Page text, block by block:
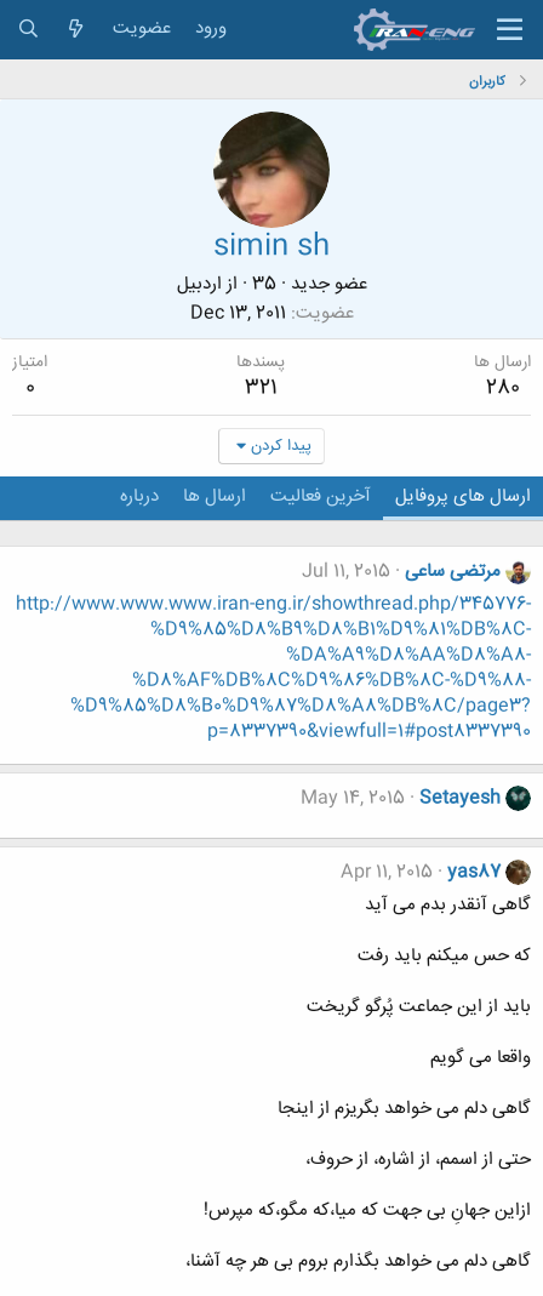
ورود عضویت
کاربران
simin sh
عضو جدید ·
35
· ازاردبیل
عضویت Dec 13, 2011
ارسال ها
280
پسندها
321
امتیاز
0
پیدا کردن
ارسال های پروفایل آخرین فعالیت ارسال ها درباره
مرتضی ساعی Jul 11, 2015
http://www.www.www.iran-eng.ir/showthread.php/345776-
%D9%85%D8%B9%D8%B1%D9%81%DB%8C-
%DA%A9%D8%AA%D8%A8-
%D8%AF%DB%8C%D9%86%DB%8C-%D9%88-
%D9%85%D8%B0%D9%87%D8%A8%DB%8C/page3?
p=8337390&viewfull=1#post8337390
Setayesh
May 14, 2015
yas87
Apr 11, 2015
گاهی آنقدر بدم می آید
که حس میکنم باید رفت
باید از این جماعت پُرگو گریخت
واقعا می گویم
گاهی دلم می خواهد بگریزم از اینجا
حتی از اسمم، از اشاره، از حروف،
ازاین جهانِ بی جهت که میا،که مگو،که مپرس!
گاهی دلم می خواهد بگذارم بروم بی هر چه آشنا،